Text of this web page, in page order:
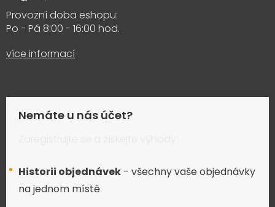
Provozní doba eshopu:
Po - Pá 8:00 - 16:00 hod.
více informací
Nemáte u nás účet?
Historii objednávek - všechny vaše objednávky
na jednom místě